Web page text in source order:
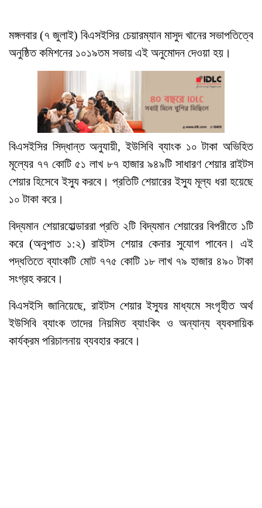
মঙ্গলবার (৭ জুলাই) বিএসইসির চেয়ারম্যান মাসুদ খানের সভাপতিত্বে
অনুষ্ঠিত কমিশনের ১০১৯তম সভায় এই অনুমোদন দেওয়া হয়।
বিএসইসির সিদ্ধান্ত অনুযায়ী, ইউসিবি ব্যাংক ১০ টাকা অভিহিত
মূল্যের ৭৭ কোটি ৫১ লাখ ৮৭ হাজার ৯৪৯টি সাধারণ শেয়ার রাইটস
শেয়ার হিসেবে ইস্যু করবে। প্রতিটি শেয়ারের ইস্যু মূল্য ধরা হয়েছে
১০ টাকা করে।
বিদ্যমান শেয়ারহোল্ডাররা প্রতি ২টি বিদ্যমান শেয়ারের বিপরীতে ১টি
করে (অনুপাত ১:২) রাইটস শেয়ার কেনার সুযোগ পাবেন। এই
পদ্ধতিতে ব্যাংকটি মোট ৭৭৫ কোটি ১৮ লাখ ৭৯ হাজার ৪৯০ টাকা
সংগ্রহ করবে।
বিএসইসি জানিয়েছে, রাইটস শেয়ার ইস্যুর মাধ্যমে সংগৃহীত অর্থ
ইউসিবি ব্যাংক তাদের নিয়মিত ব্যাংকিং ও অন্যান্য ব্যবসায়িক
কার্যক্রম পরিচালনায় ব্যবহার করবে।